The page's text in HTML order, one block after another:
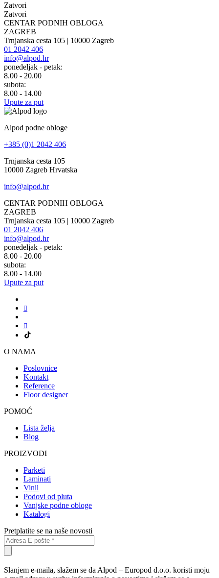
Zatvori
Zatvori
CENTAR PODNIH OBLOGA
ZAGREB
Trnjanska cesta 105 | 10000 Zagreb
01 2042 406
info@alpod.hr
ponedeljak - petak:
8.00 - 20.00
subota:
8.00 - 14.00
Upute za put
Alpod podne obloge
+385 (0)1 2042 406
Trnjanska cesta 105
10000 Zagreb Hrvatska
info@alpod.hr
CENTAR PODNIH OBLOGA
ZAGREB
Trnjanska cesta 105 | 10000 Zagreb
01 2042 406
info@alpod.hr
ponedeljak - petak:
8.00 - 20.00
subota:
8.00 - 14.00
Upute za put
O NAMA
Poslovnice
Kontakt
Reference
Floor designer
POMOĆ
Lista želja
Blog
PROIZVODI
Parketi
Laminati
Vinil
Podovi od pluta
Vanjske podne obloge
Katalogi
Pretplatite se na naše novosti
Slanjem e-maila, slažem se da Alpod – Europod d.o.o. koristi moju